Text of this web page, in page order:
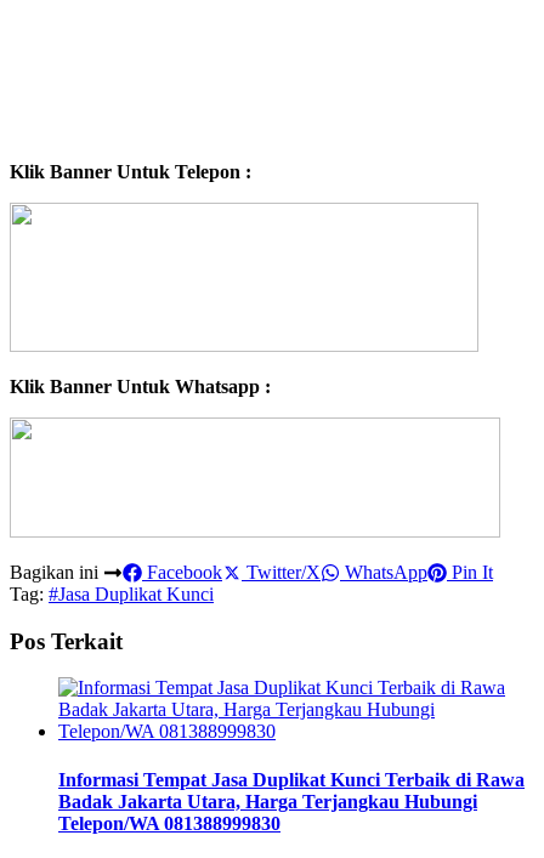
Klik Banner Untuk Telepon :
Klik Banner Untuk Whatsapp :
Bagikan ini Facebook Twitter/X WhatsApp
Pin It
Tag: #Jasa Duplikat Kunci
Pos Terkait
Informasi Tempat Jasa Duplikat Kunci Terbaik di Rawa
Badak Jakarta Utara, Harga Terjangkau Hubungi
Telepon/WA 081388999830